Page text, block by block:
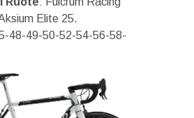
Elite 25.
48-49-50-52-54-56-58-